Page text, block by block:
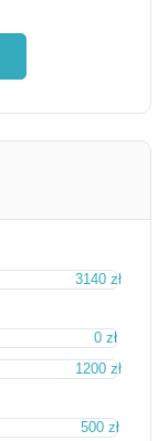
3140 zł
0 zł
1200 zł
500 zł